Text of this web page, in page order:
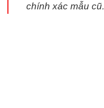
chính xác mẫu cũ.